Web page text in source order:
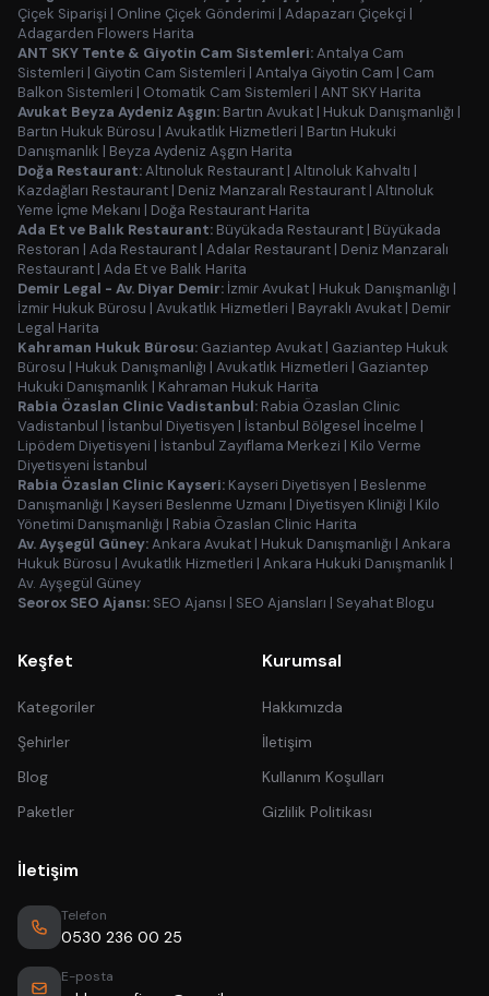
Çiçek Siparişi | Online Çiçek Gönderimi | Adapazarı Çiçekçi |
Adagarden Flowers Harita
ANT SKY Tente & Giyotin Cam Sistemleri:Antalya Cam
Sistemleri | Giyotin Cam Sistemleri | Antalya Giyotin Cam | Cam
Balkon Sistemleri | Otomatik Cam Sistemleri | ANT SKY Harita
Avukat Beyza Aydeniz Aşgın: Bartın Avukat | Hukuk Danışmanlığı |
Bartın Hukuk Bürosu | Avukatlık Hizmetleri | Bartın Hukuki
Danışmanlık | Beyza Aydeniz Aşgın Harita
Doğa Restaurant:Altınoluk Restaurant | Altınoluk Kahvaltı |
Kazdağları Restaurant | Deniz Manzaralı Restaurant | Altınoluk
Yeme İçme Mekanı | Doğa Restaurant Harita
Ada Et ve Balık Restaurant: Büyükada Restaurant | Büyükada
Restoran | Ada Restaurant | Adalar Restaurant | Deniz Manzaralı
Restaurant | Ada Et ve Balık Harita
Demir Legal - Av. Diyar Demir: İzmir Avukat | Hukuk Danışmanlığı |
İzmir Hukuk Bürosu | Avukatlık Hizmetleri | Bayraklı Avukat | Demir
Legal Harita
Kahraman Hukuk Bürosu: Gaziantep Avukat | Gaziantep Hukuk
Bürosu | Hukuk Danışmanlığı | Avukatlık Hizmetleri | Gaziantep
Hukuki Danışmanlık | Kahraman Hukuk Harita
Rabia Özaslan Clinic Vadistanbul: Rabia Özaslan Clinic
Vadistanbul | İstanbul Diyetisyen | İstanbul Bölgesel İncelme |
Lipödem Diyetisyeni | İstanbul Zayıflama Merkezi | Kilo Verme
Diyetisyeni İstanbul
Rabia Özaslan Clinic Kayseri: Kayseri Diyetisyen | Beslenme
Danışmanlığı | Kayseri Beslenme Uzmanı | Diyetisyen Kliniği | Kilo
Yönetimi Danışmanlığı | Rabia Özaslan Clinic Harita
Av. Ayşegül Güney:Ankara Avukat | Hukuk Danışmanlığı | Ankara
Hukuk Bürosu | Avukatlık Hizmetleri | Ankara Hukuki Danışmanlık |
Av. Ayşegül Güney
Seorox SEO Ajansı: SEO Ajansı | SEO Ajansları | Seyahat Blogu
Keşfet
Kategoriler
Şehirler
Blog
Paketler
Kurumsal
Hakkımızda
İletişim
Kullanım Koşulları
Gizlilik Politikası
İletişim
Telefon
0530 236 00 25
E-posta